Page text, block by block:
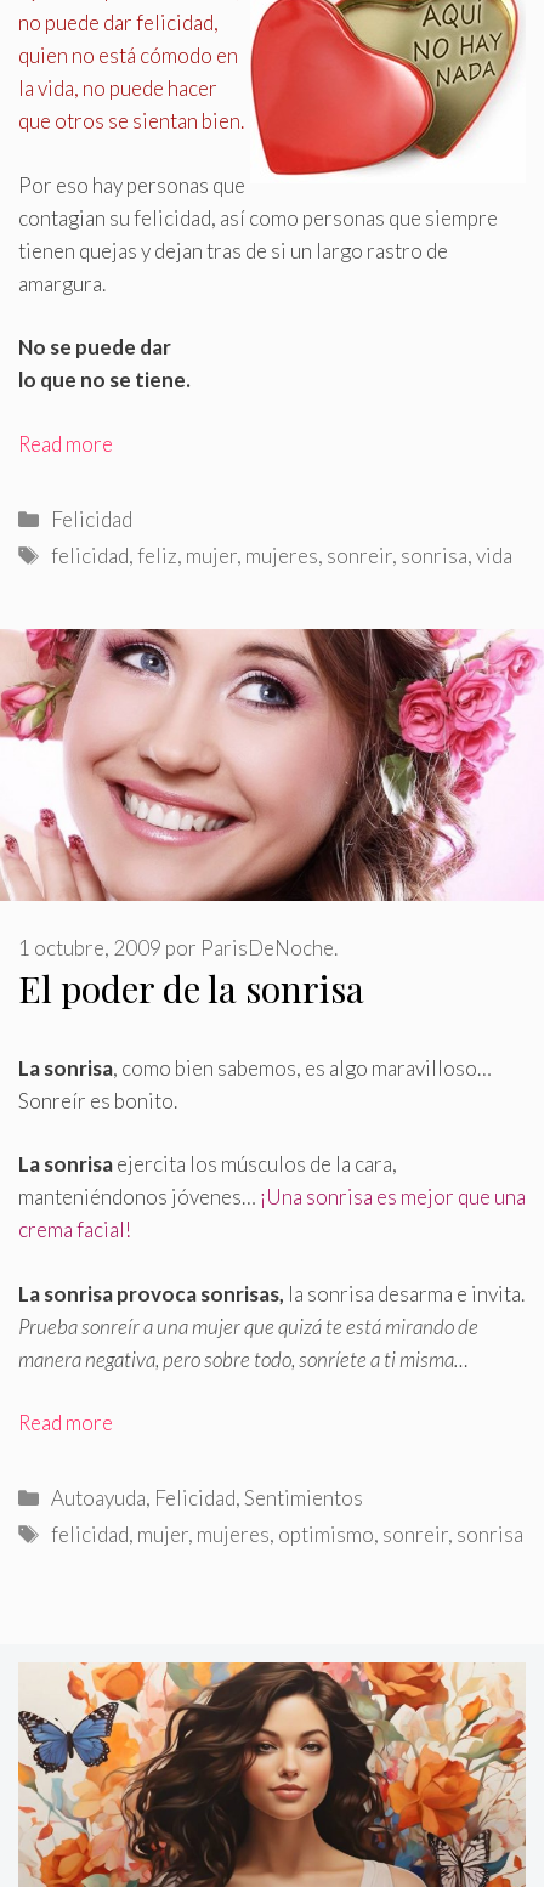
no puede dar felicidad,
quien no está cómodo en
la vida, no puede hacer
que otros se sientan bien.
Por eso hay personas que
contagian su felicidad, así como personas que siempre
tienen quejas y dejan tras de si un largo rastro de
amargura.
No se puede dar
lo que no se tiene.
Read more
Categorías
Felicidad
Etiquetas
felicidad,feliz, mujer, mujeres, sonreir, sonrisa,vida
El poder de la sonrisa
1 octubre, 2009 por ParisDeNoche.
La sonrisa, como bien sabemos, es algo maravilloso…
Sonreír es bonito.
La sonrisaejercita los músculos de la cara,
manteniéndonos jóvenes… ¡Una sonrisa es mejor que una
crema facial!
La sonrisa provoca sonrisas, la sonrisa desarma e invita.
Prueba sonreír a una mujer que quizá te está mirando de
manera negativa, pero sobre todo, sonríete a ti misma…
Read more
Categorías
Autoayuda, Felicidad,Sentimientos
Etiquetas
felicidad, mujer, mujeres, optimismo, sonreir, sonrisa